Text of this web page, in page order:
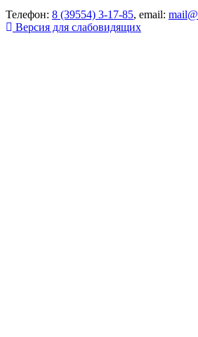
Телефон: 8 (39554) 3-17-85, email:
Версия для слабовидящих